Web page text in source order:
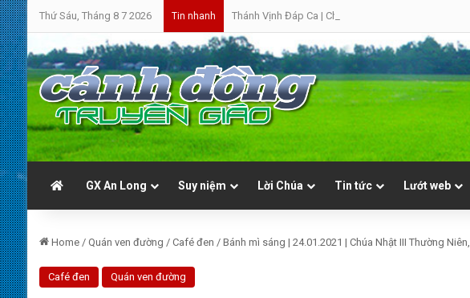
Thứ Sáu, Tháng 8 7 2026 Tin nhanh Thánh Vịnh Đáp Ca | Chúa Nhật 19 Thường Niên A
GX An Long Suy niệm Lời Chúa Tin tức Lướt web
Home / Quán ven đường / Café đen / Bánh mì sáng | 24.01.2021 | Chúa Nhật III Thường
Café đen Quán ven đường